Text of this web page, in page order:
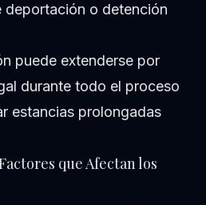
deportación o detención
puede extenderse por
durante todo el proceso
estancias prolongadas
que Afectan los